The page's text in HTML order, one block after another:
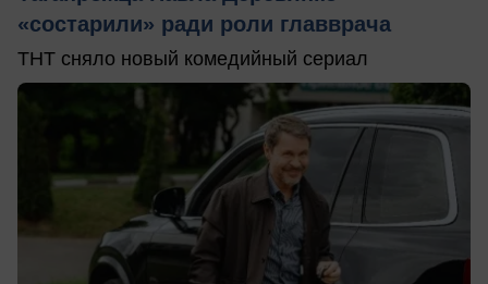
«состарили» ради роли главврача
ТНТ сняло новый комедийный сериал